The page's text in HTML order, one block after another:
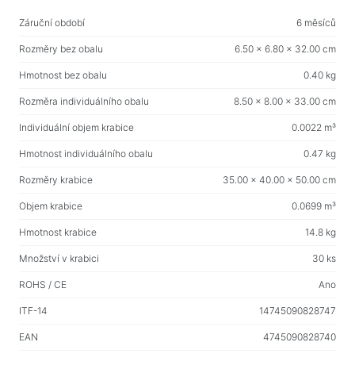
Záruční období 6 měsíců
Rozměry bez obalu 6.50 x 6.80 x 32.00 cm
Hmotnost bez obalu 0.40 kg
Rozměra individuálního obalu 8.50 x 8.00 x 33.00 cm
Individuální objem krabice 0.0022 m³
Hmotnost individuálního obalu 0.47 kg
Rozměry krabice 35.00 x 40.00 x 50.00 cm
Objem krabice 0.0699 m³
Hmotnost krabice 14.8 kg
Množství v krabici 30 ks
ROHS / CE Ano
ITF-14 14745090828747
EAN 4745090828740